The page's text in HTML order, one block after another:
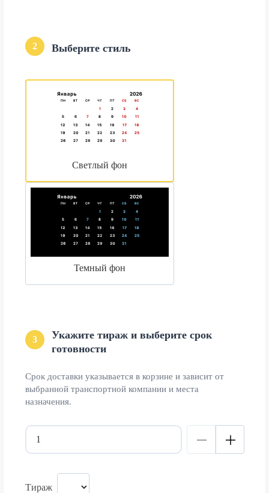
2 Выберите стиль
Светлый фон
Темный фон
3
Укажите тираж и выберите срок
готовности
Срок доставки указывается в корзине и зависит от
выбранной транспортной компании и места
назначения.
Тираж